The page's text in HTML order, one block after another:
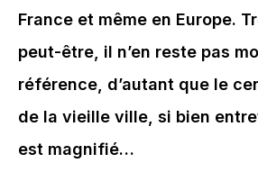
France et même en Europe.
peut-être, il n’en reste pas
référence, d’autant que le
de la vieille ville, si bien
est magnifié…